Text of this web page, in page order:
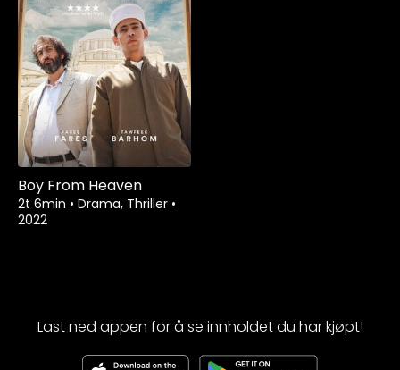
Boy From Heaven
2t 6min • Drama, Thriller •
2022
Last ned appen for å se innholdet du har kjøpt!